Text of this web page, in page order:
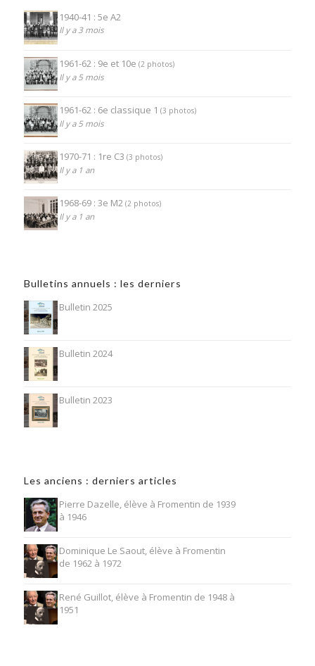
1940-41 : 5e A2
Il y a 3 mois
1961-62 : 9e et 10e (2 photos)
Il y a 5 mois
1961-62 : 6e classique 1 (3 photos)
Il y a 5 mois
1970-71 : 1re C3 (3 photos)
Il y a 1 an
1968-69 : 3e M2 (2 photos)
Il y a 1 an
Bulletins annuels : les derniers
Bulletin 2025
Bulletin 2024
Bulletin 2023
Les anciens : derniers articles
Pierre Dazelle, élève à Fromentin de 1939
à 1946
Dominique Le Saout, élève à Fromentin
de 1962 à 1972
René Guillot, élève à Fromentin de 1948 à
1951